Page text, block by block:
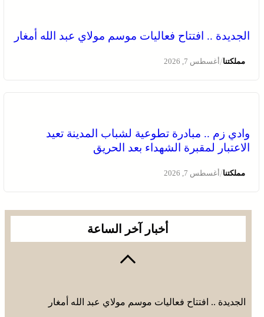
الجديدة .. افتتاح فعاليات موسم مولاي عبد الله أمغار
مملكتنا/أغسطس 7, 2026
وادي زم .. مبادرة تطوعية لشباب المدينة تعيد
الاعتبار لمقبرة الشهداء بعد الحريق
مملكتنا/أغسطس 7, 2026
أخبار آخر الساعة
الجديدة .. افتتاح فعاليات موسم مولاي عبد الله أمغار